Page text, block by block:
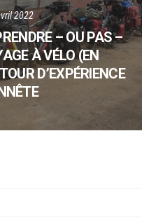
2022
– OU PAS –
À VÉLO (EN
D’EXPÉRIENCE